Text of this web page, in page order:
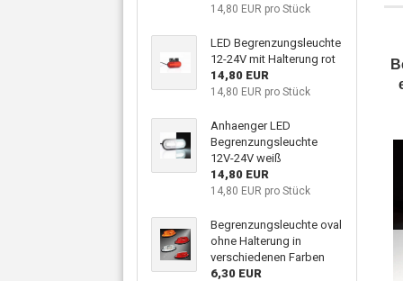
14,80 EUR pro Stück
LED Begrenzungsleuchte
12-24V mit Halterung rot
14,80 EUR
14,80 EUR pro Stück
Anhaenger LED
Begrenzungsleuchte
12V-24V weiß
14,80 EUR
14,80 EUR pro Stück
Begrenzungsleuchte oval
ohne Halterung in
verschiedenen Farben
6,30 EUR